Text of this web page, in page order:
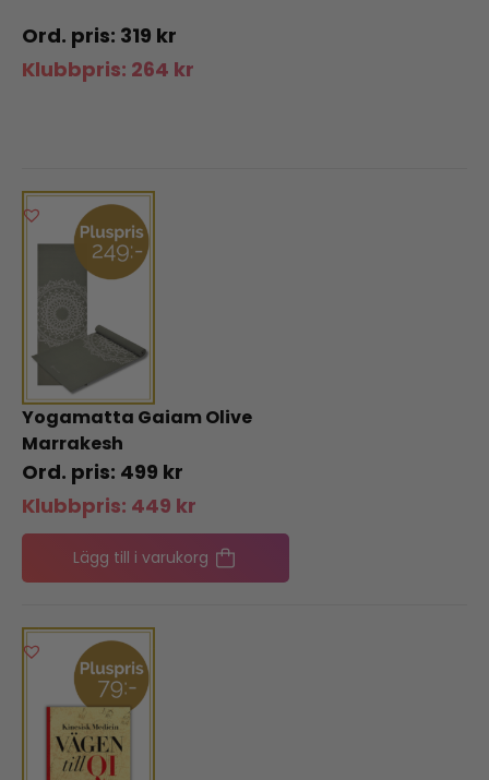
319 kr
Klubbpris: 264 kr
Yogamatta Gaiam Olive
Marrakesh
499 kr
Klubbpris: 449 kr
Lägg till i varukorg